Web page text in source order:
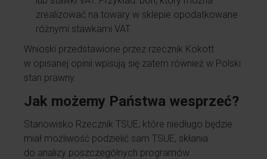
zrealizować na towary w sklepie opodatkowane
różnymi stawkami VAT.
Wnioski przedstawione przez rzecznik Kokott
w opisanej opinii wpisują się zatem również w Polski
stan prawny.
Jak możemy Państwa wesprzeć?
Stanowisko Rzecznik TSUE, które niedługo będzie
miał możliwość podzielić sam TSUE, skłania
do analizy poszczególnych programów